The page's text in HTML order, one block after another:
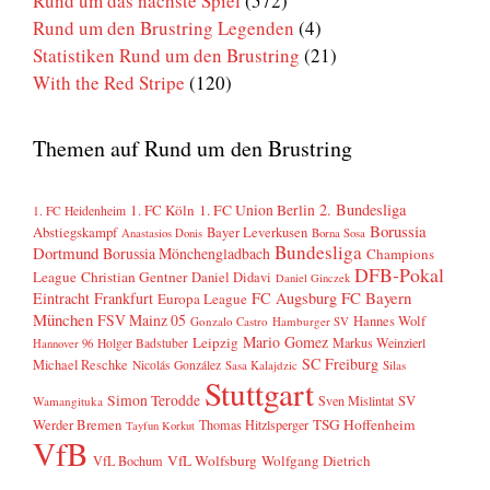
Rund um den Brustring Legenden (4)
Statistiken Rund um den Brustring (21)
With the Red Stripe (120)
Themen auf Rund um den Brustring
1. FC Heidenheim 1. FC Köln 1. FC Union Berlin 2. Bundesliga
Abstiegskampf Anastasios Donis Bayer Leverkusen Borna Sosa Borussia
Dortmund Borussia Mönchengladbach Bundesliga Champions
League Christian Gentner Daniel Didavi Daniel Ginczek DFB-Pokal
Eintracht Frankfurt Europa League FC Augsburg FC Bayern
München FSV Mainz 05 Gonzalo Castro Hamburger SV Hannes Wolf
Hannover 96 Holger Badstuber Leipzig Mario Gomez Markus Weinzierl
Michael Reschke Nicolás González Sasa Kalajdzic SC Freiburg Silas
Wamangituka Simon Terodde Stuttgart Sven Mislintat SV
Werder Bremen Tayfun Korkut Thomas Hitzlsperger TSG Hoffenheim
VfB VfL Bochum VfL Wolfsburg Wolfgang Dietrich